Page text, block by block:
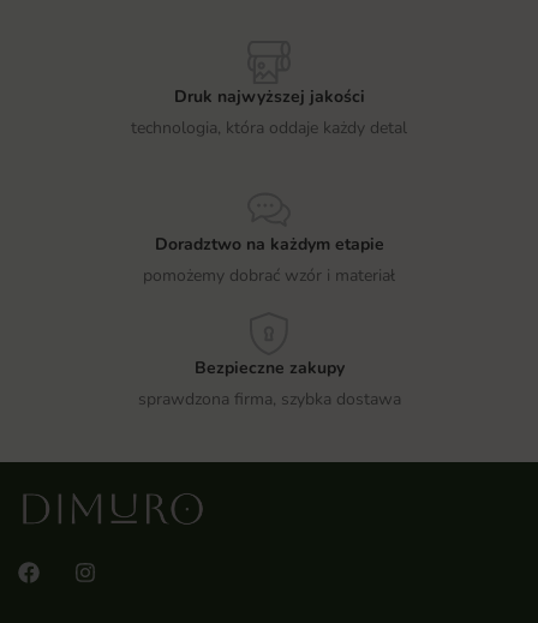
Druk najwyższej jakości
technologia, która oddaje każdy detal
Doradztwo na każdym etapie
pomożemy dobrać wzór i materiał
Bezpieczne zakupy
sprawdzona firma, szybka dostawa